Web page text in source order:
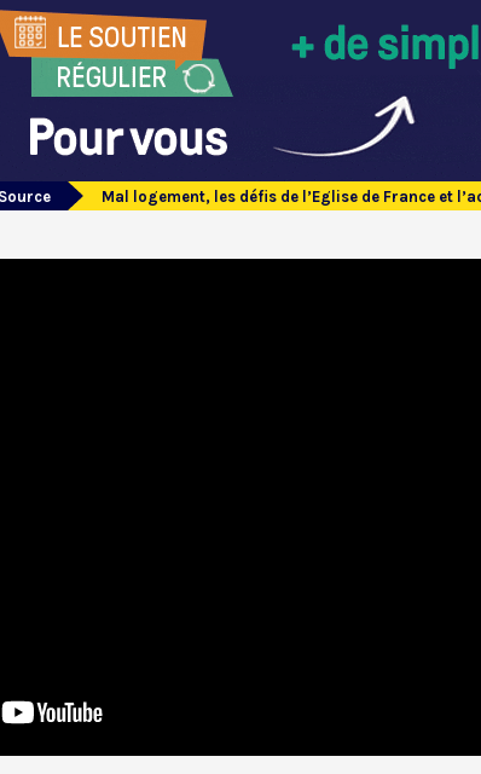
Mal logement, les défis de l’Eglise de France et